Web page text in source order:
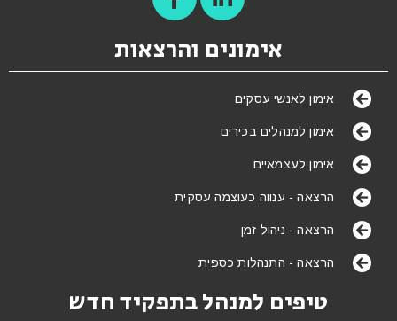
אימונים והרצאות
אימון לאנשי עסקים
אימון למנהלים בכירים
אימון לעצמאיים
הרצאה - ענווה כעוצמה עסקית
הרצאה - ניהול זמן
הרצאה - התנהלות כספית
טיפים למנהל בתפקיד חדש